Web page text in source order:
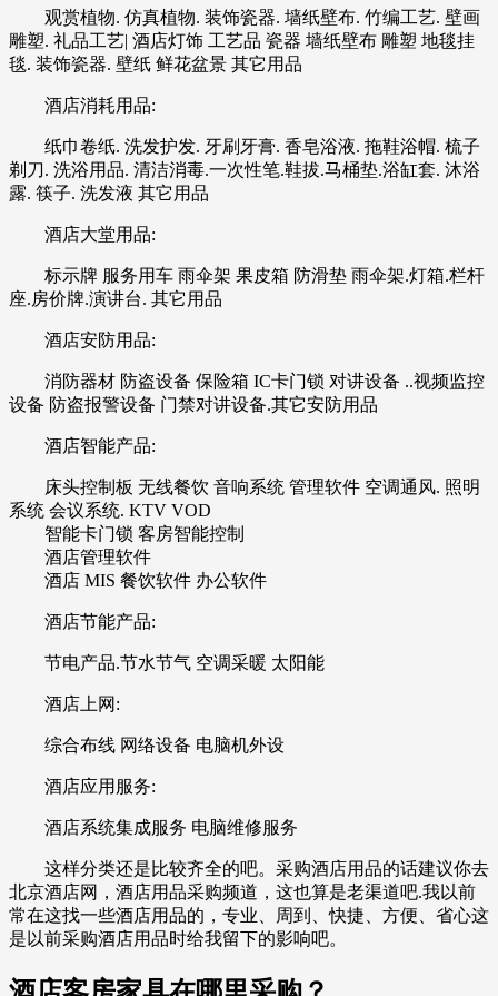
观赏植物. 仿真植物. 装饰瓷器. 墙纸壁布. 竹编工艺. 壁画
雕塑. 礼品工艺| 酒店灯饰 工艺品 瓷器 墙纸壁布 雕塑 地毯挂
毯. 装饰瓷器. 壁纸 鲜花盆景 其它用品
酒店消耗用品:
纸巾卷纸. 洗发护发. 牙刷牙膏. 香皂浴液. 拖鞋浴帽. 梳子
剃刀. 洗浴用品. 清洁消毒.一次性笔.鞋拔.马桶垫.浴缸套. 沐浴
露. 筷子. 洗发液 其它用品
酒店大堂用品:
标示牌 服务用车 雨伞架 果皮箱 防滑垫 雨伞架.灯箱.栏杆
座.房价牌.演讲台. 其它用品
酒店安防用品:
消防器材 防盗设备 保险箱 IC卡门锁 对讲设备 ..视频监控
设备 防盗报警设备 门禁对讲设备.其它安防用品
酒店智能产品:
床头控制板 无线餐饮 音响系统 管理软件 空调通风. 照明
系统 会议系统. KTV VOD
智能卡门锁 客房智能控制
酒店管理软件
酒店 MIS 餐饮软件 办公软件
酒店节能产品:
节电产品.节水节气 空调采暖 太阳能
酒店上网:
综合布线 网络设备 电脑机外设
酒店应用服务:
酒店系统集成服务 电脑维修服务
这样分类还是比较齐全的吧。采购酒店用品的话建议你去
北京酒店网，酒店用品采购频道，这也算是老渠道吧.我以前
常在这找一些酒店用品的，专业、周到、快捷、方便、省心这
是以前采购酒店用品时给我留下的影响吧。